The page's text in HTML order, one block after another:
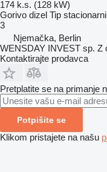
174 k.s. (128 kW)
Gorivo dizel Tip stacionarni
3
Njemačka, Berlin
WENSDAY INVEST sp. Z
Kontaktirajte prodavca
Pretplatite se na primanje
Potpišite se
Klikom pristajete na našu